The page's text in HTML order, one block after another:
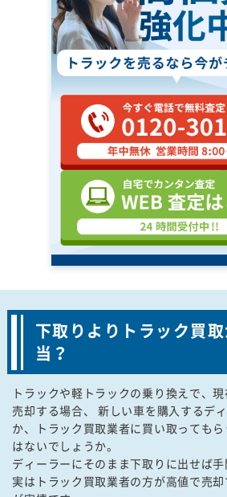
下取りよりトラック買
当？
トラックや軽トラックの乗り換えで、
売却する場合、 新しい車を購入するデ
か、トラック買取業者に買い取っても
はないでしょうか。
ディーラーにそのまま下取りに出せば手
実はトラック買取業者の方が高値で売